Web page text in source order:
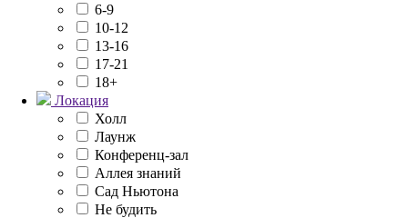
6-9
10-12
13-16
17-21
18+
Локация
Холл
Лаунж
Конференц-зал
Аллея знаний
Сад Ньютона
Не будить